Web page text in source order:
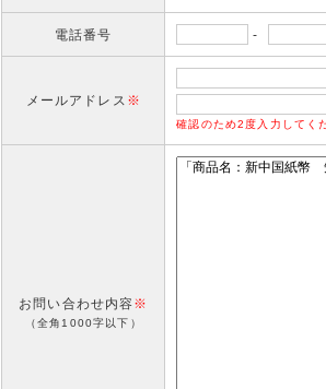
電話番号 -
メールアドレス ※
確認のため2度入力してく
お問い合わせ内容※
（全角1000字以下）